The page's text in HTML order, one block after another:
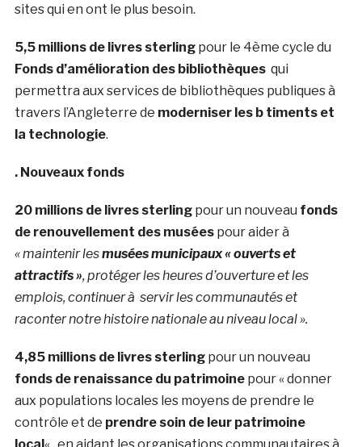
sites qui en ont le plus besoin.
5,5 millions de livres sterlingpour le 4ème cycle du
Fonds d’amélioration des bibliothèquesqui
permettra aux services de bibliothèques publiques à
travers l’Angleterre de moderniser les b timents et
la technologie.
. Nouveaux fonds
20 millions de livres sterlingpour un nouveau fonds
de renouvellement des muséespour aider à
« maintenir lesmusées municipaux « ouverts et
attractifs », protéger les heures d’ouverture et les
emplois, continuer à servir les communautés et
raconter notre histoire nationale au niveau local ».
4,85 millions de livres sterlingpour un nouveau
fonds de renaissance du patrimoinepour « donner
aux populations locales les moyens de prendre le
contrôle et de prendre soin de leur patrimoine
local« , en aidant les organisations communautaires à